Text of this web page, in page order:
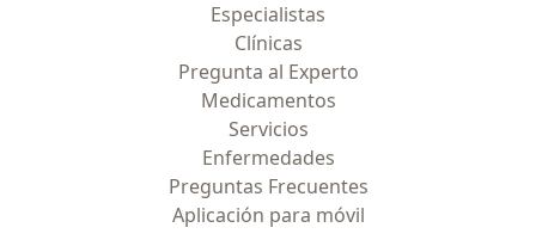
Especialistas
Clínicas
Pregunta al Experto
Medicamentos
Servicios
Enfermedades
Preguntas Frecuentes
Aplicación para móvil